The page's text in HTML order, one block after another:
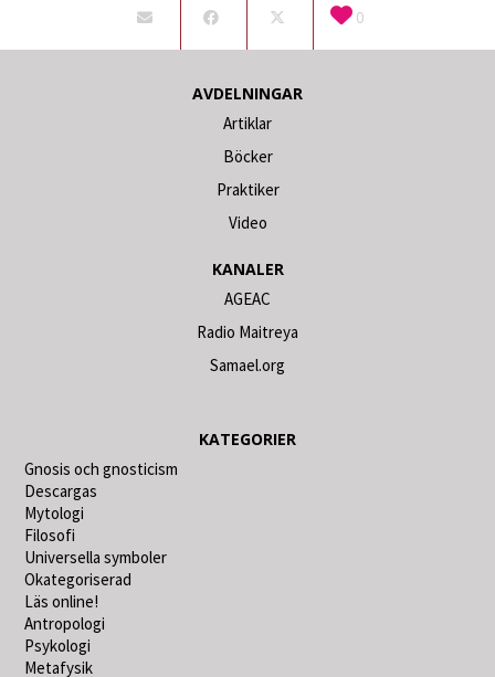
0
AVDELNINGAR
Artiklar
Böcker
Praktiker
Video
KANALER
AGEAC
Radio Maitreya
Samael.org
KATEGORIER
Gnosis och gnosticism
Descargas
Mytologi
Filosofi
Universella symboler
Okategoriserad
Läs online!
Antropologi
Psykologi
Metafysik